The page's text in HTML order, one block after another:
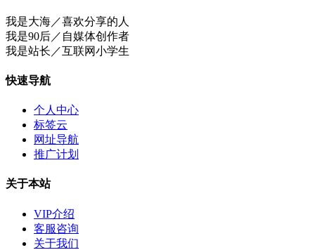
我是大海／喜欢分享的人
我是90后／自媒体创作者
我是站长／互联网小学生
快速导航
个人中心
标签云
网址导航
推广计划
关于本站
VIP介绍
客服咨询
关于我们